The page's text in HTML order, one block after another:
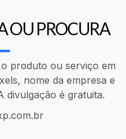
OU PROCURA
produto ou serviço em
nome da empresa e
divulgação é gratuita.